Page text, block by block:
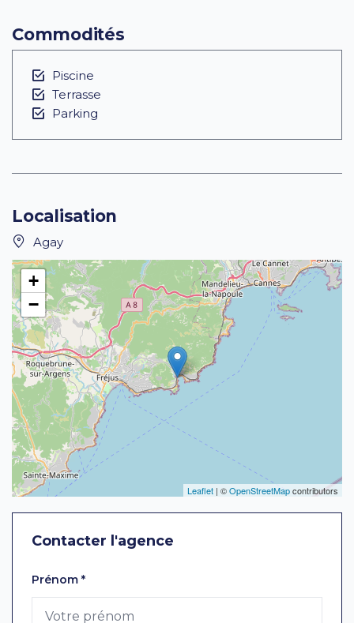
Commodités
Piscine
Terrasse
Parking
Localisation
Agay
+
−
Leaflet | ©OpenStreetMapcontributors
Contacter l'agence
Laissez ce champ vide
Prénom *